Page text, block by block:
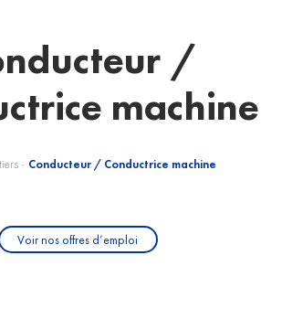
/
machine
- Conducteur / Conductrice machine
Voir nos offres d’emploi